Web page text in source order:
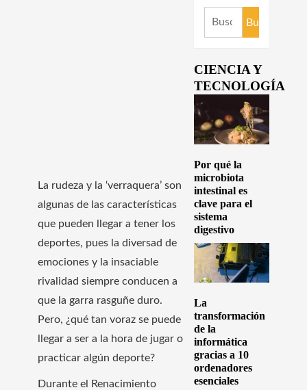
La rudeza y la ‘verraquera’ son
algunas de las características
que pueden llegar a tener los
deportes, pues la diversad de
emociones y la insaciable
rivalidad siempre conducen a
que la garra rasguñe duro.
Pero, ¿qué tan voraz se puede
llegar a ser a la hora de jugar o
practicar algún deporte?
Durante el Renacimiento
Buscar:
CIENCIA Y
TECNOLOGÍA
Por qué la
microbiota
intestinal es
clave para el
sistema
digestivo
La
transformación
de la
informática
gracias a 10
ordenadores
esenciales